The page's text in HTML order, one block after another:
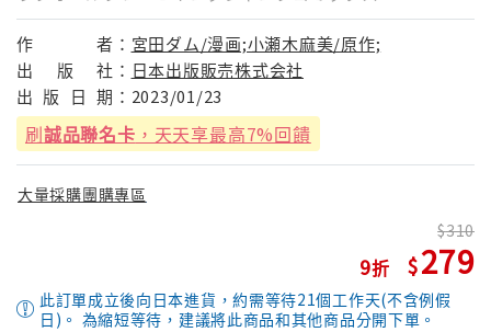
作 者： 宮田ダム/漫画;小瀬木麻美/原作;
出
版 社： 日本出版販売株式会社
出 版 日 期： 2023/01/23
刷誠品聯名卡 ，天天享最高7%回饋
大量採購團購專區
9
310
279
此訂單成立後向日本進貨，約需等待21個工作天(不含例假
日)。 為縮短等待，建議將此商品和其他商品分開下單。